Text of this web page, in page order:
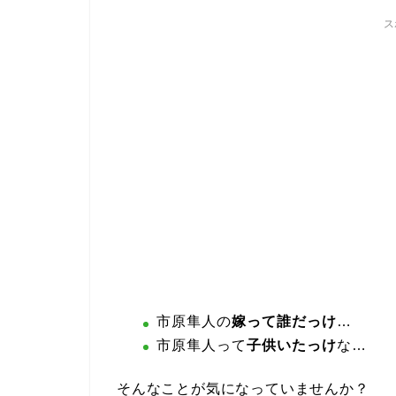
市原隼人の嫁って誰だっけ…
市原隼人って子供いたっけな…
そんなことが気になっていませんか？